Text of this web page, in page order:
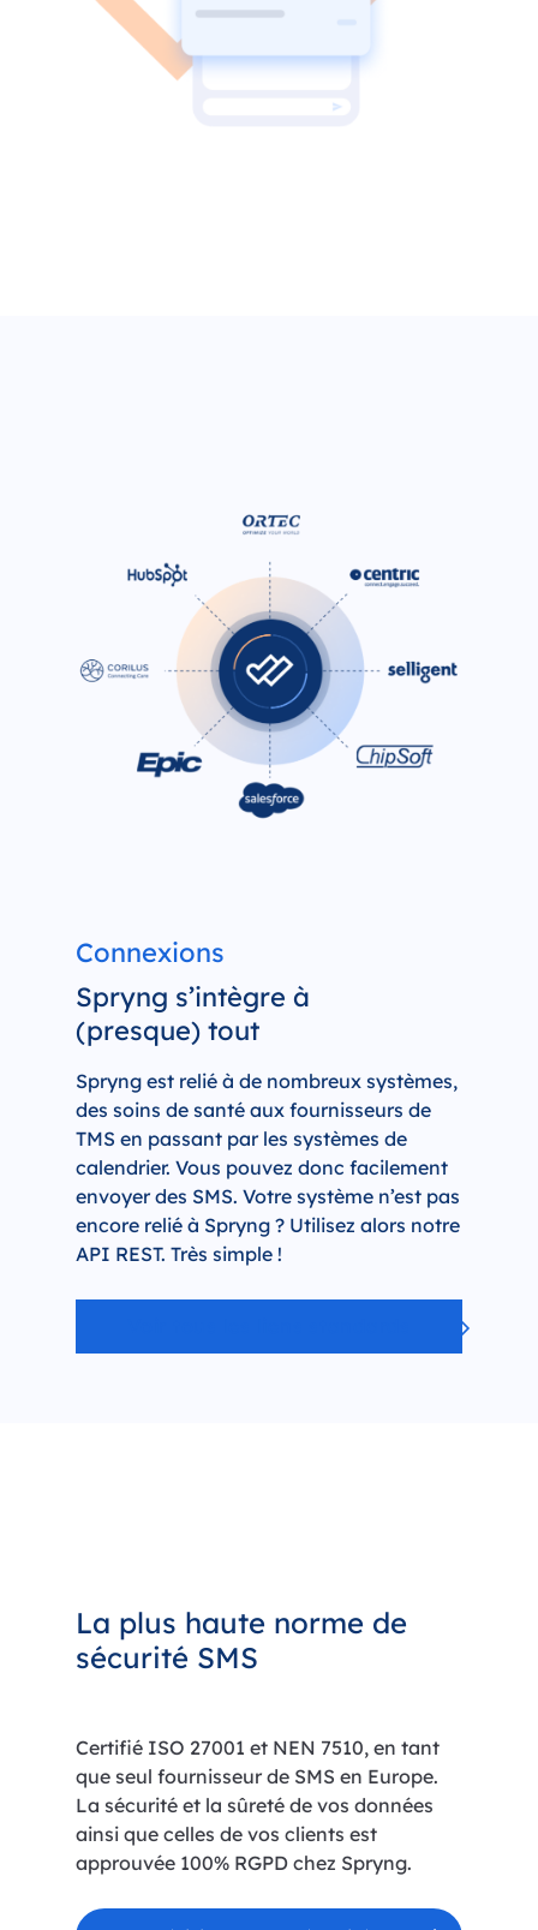
Connexions
Spryng s’intègre à
(presque) tout
Spryng est relié à de nombreux systèmes,
des soins de santé aux fournisseurs de
TMS en passant par les systèmes de
calendrier. Vous pouvez donc facilement
envoyer des SMS. Votre système n’est pas
encore relié à Spryng ? Utilisez alors notre
API REST. Très simple !
La plus haute norme de
sécurité SMS
Certifié ISO 27001 et NEN 7510, en tant
que seul fournisseur de SMS en Europe.
La sécurité et la sûreté de vos données
ainsi que celles de vos clients est
approuvée 100% RGPD chez Spryng.